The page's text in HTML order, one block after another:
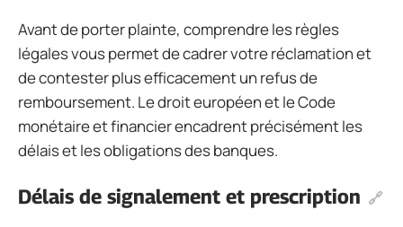
Avant de porter plainte, comprendre les règles
légales vous permet de cadrer votre réclamation et
de contester plus efficacement un refus de
remboursement. Le droit européen et le Code
monétaire et financier encadrent précisément les
délais et les obligations des banques.
Délais de signalement et prescription